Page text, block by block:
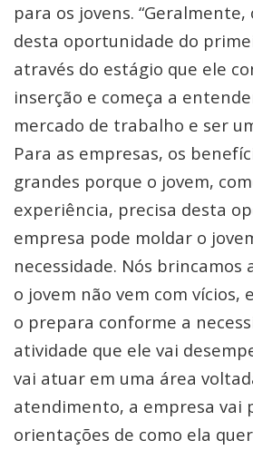
para os jovens.
desta oportunidade do
através do estágio que ele
inserção e começa a
mercado de trabalho e ser
Para as empresas, os
grandes porque o jovem,
experiência, precisa desta
empresa pode moldar o
necessidade. Nós brincamos
o jovem não vem com vícios,
o prepara conforme a
atividade que ele vai
vai atuar em uma área
atendimento, a empresa vai
orientações de como ela